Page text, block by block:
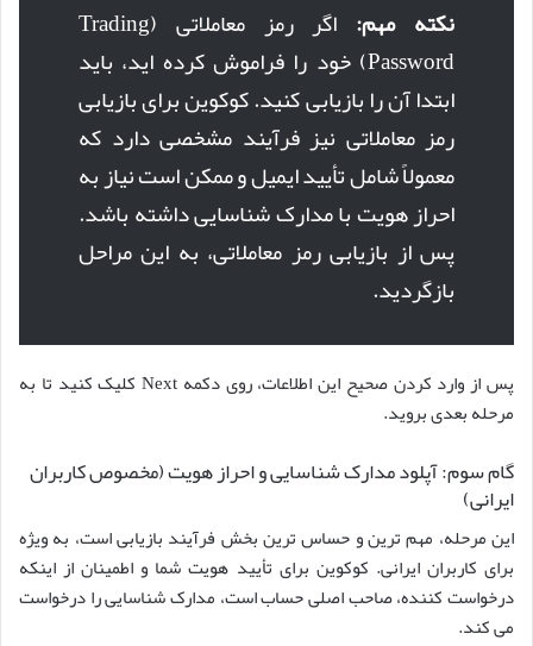
نکته مهم:
اگر رمز معاملاتی (Trading
Password) خود را فراموش کرده اید، باید
ابتدا آن را بازیابی کنید. کوکوین برای بازیابی
رمز معاملاتی نیز فرآیند مشخصی دارد که
معمولاً شامل تأیید ایمیل و ممکن است نیاز به
احراز هویت با مدارک شناسایی داشته باشد.
پس از بازیابی رمز معاملاتی، به این مراحل
بازگردید.
پس از وارد کردن صحیح این اطلاعات، روی دکمه Next کلیک کنید تا به
مرحله بعدی بروید.
گام سوم: آپلود مدارک شناسایی و احراز هویت (مخصوص کاربران
ایرانی)
این مرحله، مهم ترین و حساس ترین بخش فرآیند بازیابی است، به ویژه
برای کاربران ایرانی. کوکوین برای تأیید هویت شما و اطمینان از اینکه
درخواست کننده، صاحب اصلی حساب است، مدارک شناسایی را درخواست
می کند.